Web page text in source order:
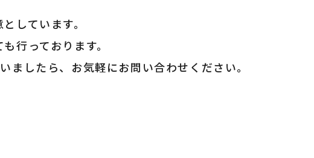
しています。
行っております。
したら、お気軽にお問い合わせください。